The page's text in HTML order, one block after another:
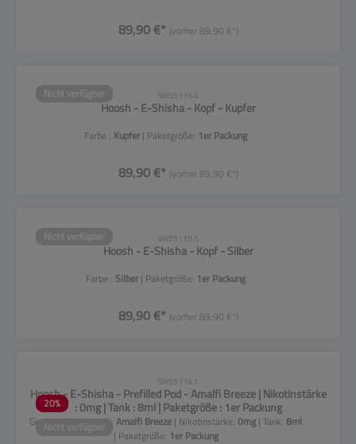
89,90 €* (vorher 89,90 €*)
Nicht verfügbar SW55115.4
Hoosh - E-Shisha - Kopf - Kupfer
Farbe : Kupfer | Paketgröße: 1er Packung
89,90 €* (vorher 89,90 €*)
Nicht verfügbar SW55115.5
Hoosh - E-Shisha - Kopf - Silber
Farbe : Silber | Paketgröße: 1er Packung
89,90 €* (vorher 89,90 €*)
20%
Nicht verfügbar
SW55116.1
Hoosh - E-Shisha - Prefilled Pod - Amalfi Breeze | Nikotinstärke
: 0mg | Tank : 8ml | Paketgröße : 1er Packung
Geschmacksrichtung:Amalfi Breeze | Nikotinstärke:0mg | Tank:8ml
| Paketgröße: 1er Packung